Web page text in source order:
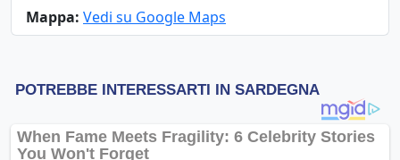
Mappa: Vedi su Google Maps